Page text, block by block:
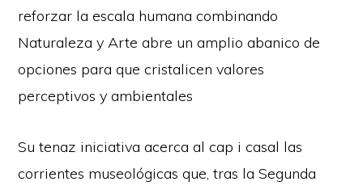
reforzar la escala humana combinando
Naturaleza y Arte abre un amplio abanico de
opciones para que cristalicen valores
perceptivos y ambientales
Su tenaz iniciativa acerca al cap i casal las
corrientes museológicas que, tras la Segunda